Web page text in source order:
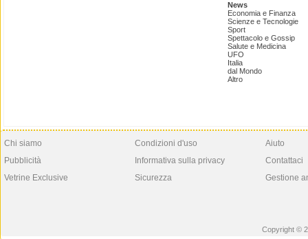
News
Economia e Finanza
Scienze e Tecnologie
Sport
Spettacolo e Gossip
Salute e Medicina
UFO
Italia
dal Mondo
Altro
Chi siamo
Pubblicità
Vetrine Exclusive
Condizioni d'uso
Informativa sulla privacy
Sicurezza
Aiuto
Contattaci
Gestione
Copyright ©